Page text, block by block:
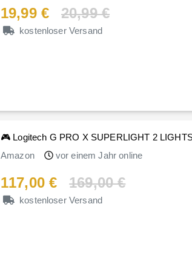
19,99 € 20,99 €
kostenloser Versand
🎮 Logitech G PRO X SUPERLIGHT 2
Amazon
vor einem Jahr online
117,00 € 169,00 €
kostenloser Versand